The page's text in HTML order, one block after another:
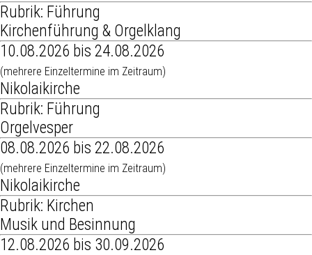
Rubrik: Führung
Kirchenführung & Orgelklang
10.08.2026 bis 24.08.2026
(mehrere Einzeltermine im Zeitraum)
Nikolaikirche
Rubrik: Führung
Orgelvesper
08.08.2026 bis 22.08.2026
(mehrere Einzeltermine im Zeitraum)
Nikolaikirche
Rubrik: Kirchen
Musik und Besinnung
12.08.2026 bis 30.09.2026